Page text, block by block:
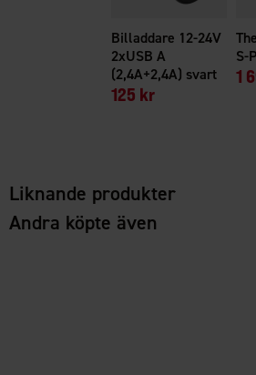
Billaddare 12-24V
2xUSB A
(2,4A+2,4A) svart
125 kr
S-
1
Liknande produkter
Andra köpte även